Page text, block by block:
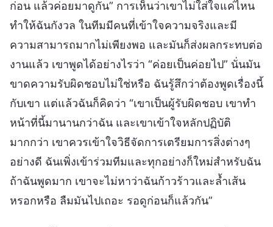
ก่อน แล้วค่อยมาดูกัน” การเห็นว่าเขาไม่ใส่ใจแค่ไหน
ทำให้ฉันกังวล ในทีมมีคนที่เข้าใจความจริงและมี
ความสามารถมากไม่เพียงพอ และมันก็ส่งผลกระทบต่อ
งานแล้ว เขาพูดได้อย่างไรว่า “ค่อยเป็นค่อยไป” นั่นมัน
ขาดความรับผิดชอบไม่ใช่หรือ ฉันรู้สึกว่าต้องพูดเรื่องนี้
กับเขา แต่แล้วฉันก็คิดว่า “เขาเป็นผู้รับผิดชอบ เขาทำ
หน้าที่นี้มานานกว่าฉัน และเขาเข้าใจหลักปฏิบัติ
มากกว่า เขาควรเข้าใจวิธีจัดการเตรียมการสิ่งต่างๆ
อย่างดี ฉันเพิ่งเข้าร่วมทีมและทุกอย่างก็ใหม่สำหรับฉัน
ถ้าฉันพูดมาก เขาจะไม่หาว่าฉันก้าวร้าวและล้ำเส้น
หรอกหรือ ลืมมันไปเถอะ รอดูก่อนก็แล้วกัน”